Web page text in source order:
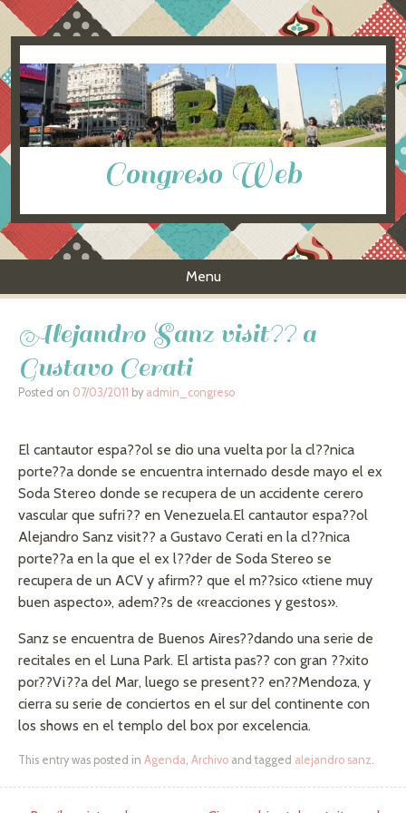
Congreso Web
Menu
Alejandro Sanz visit?? a
Gustavo Cerati
Posted on 07/03/2011 by admin_congreso
El cantautor espa??ol se dio una vuelta por la cl??nica
porte??a donde se encuentra internado desde mayo el ex
Soda Stereo donde se recupera de un accidente cerero
vascular que sufri?? en Venezuela.El cantautor espa??ol
Alejandro Sanz visit?? a Gustavo Cerati en la cl??nica
porte??a en la que el ex l??der de Soda Stereo se
recupera de un ACV y afirm?? que el m??sico «tiene muy
buen aspecto», adem??s de «reacciones y gestos».
Sanz se encuentra de Buenos Aires??dando una serie de
recitales en el Luna Park. El artista pas?? con gran ??xito
por??Vi??a del Mar, luego se present?? en??Mendoza, y
cierra su serie de conciertos en el sur del continente con
los shows en el templo del box por excelencia.
This entry was posted in Agenda, Archivo and tagged alejandro sanz.